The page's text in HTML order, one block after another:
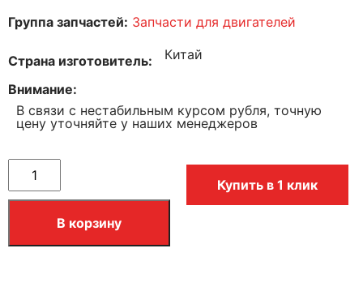
Группа запчастей: Запчасти для двигателей
Страна изготовитель Китай
Внимание
В связи с нестабильным курсом рубля, точную
цену уточняйте у наших менеджеров
В корзину
Купить в 1 клик